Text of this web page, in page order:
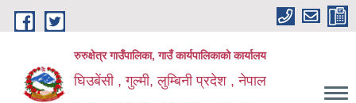
Skip to main content
रुरुक्षेत्र गाउँपालिका, गाउँ कार्यपालिकाको कार्यालय
घिउबेंसी , गुल्मी, लुम्बिनी प्रदेश , नेपाल